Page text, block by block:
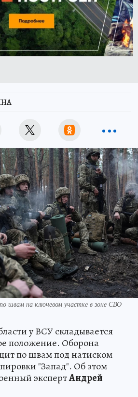
швам на ключевом участке в зоне СВО
у ВСУ складывается
положение. Оборона
по швам под натиском
"Запад". Об этом
экспертАндрей